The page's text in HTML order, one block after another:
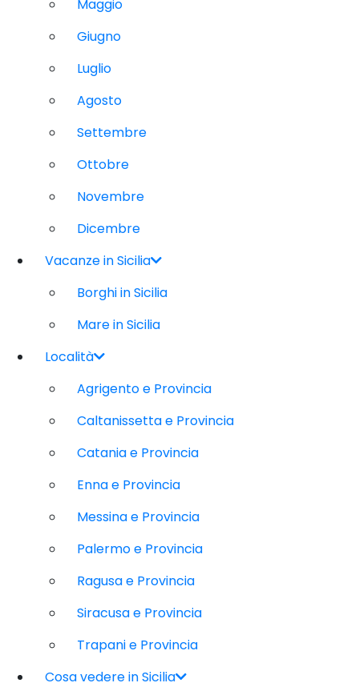
Maggio
Giugno
Luglio
Agosto
Settembre
Ottobre
Novembre
Dicembre
Vacanze in Sicilia
Borghi in Sicilia
Mare in Sicilia
Località
Agrigento e Provincia
Caltanissetta e Provincia
Catania e Provincia
Enna e Provincia
Messina e Provincia
Palermo e Provincia
Ragusa e Provincia
Siracusa e Provincia
Trapani e Provincia
Cosa vedere in Sicilia